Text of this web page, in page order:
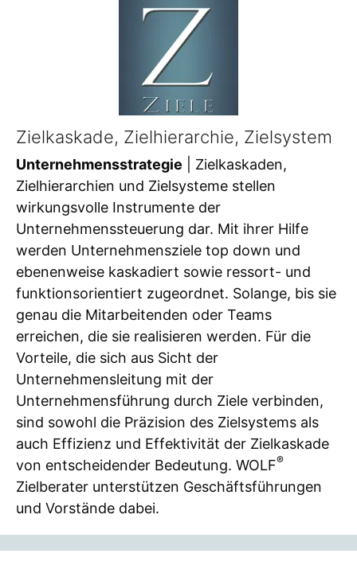
Zielkaskade, Zielhierarchie, Zielsystem
Unternehmensstrategie | Zielkaskaden,
Zielhierarchien und Zielsysteme stellen
wirkungsvolle Instrumente der
Unternehmenssteuerung dar. Mit ihrer Hilfe
werden Unternehmensziele top down und
ebenenweise kaskadiert sowie ressort- und
funktionsorientiert zugeordnet. Solange, bis sie
genau die Mitarbeitenden oder Teams
erreichen, die sie realisieren werden. Für die
Vorteile, die sich aus Sicht der
Unternehmensleitung mit der
Unternehmensführung durch Ziele verbinden,
sind sowohl die Präzision des Zielsystems als
auch Effizienz und Effektivität der Zielkaskade
von entscheidender Bedeutung. WOLF®
Zielberater unterstützen Geschäftsführungen
und Vorstände dabei.